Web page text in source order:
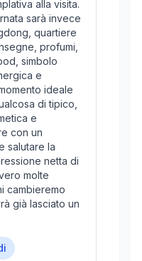
alla visita.
sarà invece
quartiere
profumi,
simbolo
e
ideale
di tipico,
e
con un
salutare la
netta di
molte
cambieremo
già lasciato un